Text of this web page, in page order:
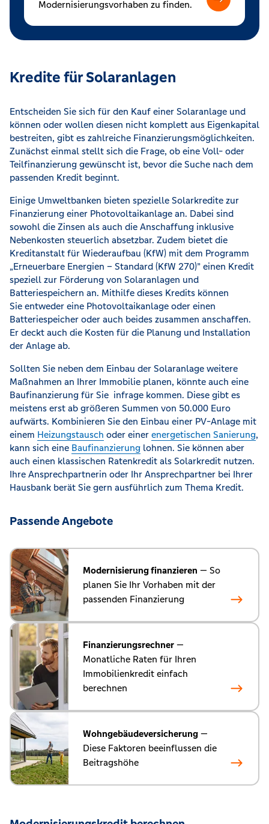
Modernisierungsvorhaben zu finden.
Kredite für Solaranlagen
Entscheiden Sie sich für den Kauf einer Solaranlage und
können oder wollen diesen nicht komplett aus Eigenkapital
bestreiten, gibt es zahlreiche Finanzierungsmöglichkeiten.
Zunächst einmal stellt sich die Frage, ob eine Voll- oder
Teilfinanzierung gewünscht ist, bevor die Suche nach dem
passenden Kredit beginnt.
Einige Umweltbanken bieten spezielle Solarkredite zur
Finanzierung einer Photovoltaikanlage an. Dabei sind
sowohl die Zinsen als auch die Anschaffung inklusive
Nebenkosten steuerlich absetzbar. Zudem bietet die
Kreditanstalt für Wiederaufbau (KfW) mit dem Programm
„Erneuerbare Energien – Standard (KfW 270)” einen Kredit
speziell zur Förderung von Solaranlagen und
Batteriespeichern an. Mithilfe dieses Kredits können
Sie entweder eine Photovoltaikanlage oder einen
Batteriespeicher oder auch beides zusammen anschaffen.
Er deckt auch die Kosten für die Planung und Installation
der Anlage ab.
Sollten Sie neben dem Einbau der Solaranlage weitere
Maßnahmen an Ihrer Immobilie planen, könnte auch eine
Baufinanzierung für Sie infrage kommen. Diese gibt es
meistens erst ab größeren Summen von 50.000 Euro
aufwärts. Kombinieren Sie den Einbau einer PV-Anlage mit
einem Heizungstausch oder einer energetischen Sanierung,
kann sich eine Baufinanzierung lohnen. Sie können aber
auch einen klassischen Ratenkredit als Solarkredit nutzen.
Ihre Ansprechpartnerin oder Ihr Ansprechpartner bei Ihrer
Hausbank berät Sie gern ausführlich zum Thema Kredit.
Passende Angebote
Modernisierung finanzieren — So
planen Sie Ihr Vorhaben mit der
passenden Finanzierung
Finanzierungsrechner —
Monatliche Raten für Ihren
Immobilienkredit einfach
berechnen
Wohngebäudeversicherung —
Diese Faktoren beeinflussen die
Beitragshöhe